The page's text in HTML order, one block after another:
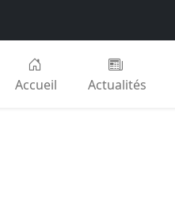
Accueil Actualités